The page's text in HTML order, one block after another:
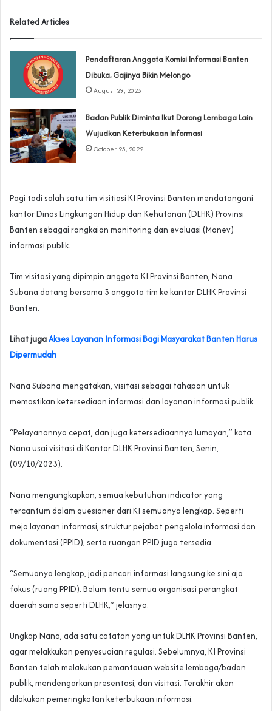
Related Articles
Pendaftaran Anggota Komisi Informasi Banten
Dibuka, Gajinya Bikin Melongo
August 29, 2023
Badan Publik Diminta Ikut Dorong Lembaga Lain
Wujudkan Keterbukaan Informasi
October 25, 2022
Pagi tadi salah satu tim visitiasi KI Provinsi Banten mendatangani
kantor Dinas Lingkungan Hidup dan Kehutanan (DLHK) Provinsi
Banten sebagai rangkaian monitoring dan evaluasi (Monev)
informasi publik.
Tim visitasi yang dipimpin anggota KI Provinsi Banten, Nana
Subana datang bersama 3 anggota tim ke kantor DLHK Provinsi
Banten.
Lihat jugaAkses Layanan Informasi Bagi Masyarakat Banten Harus
Dipermudah
Nana Subana mengatakan, visitasi sebagai tahapan untuk
memastikan ketersediaan informasi dan layanan informasi publik.
“Pelayanannya cepat, dan juga ketersediaannya lumayan,” kata
Nana usai visitasi di Kantor DLHK Provinsi Banten, Senin,
(09/10/2023).
Nana mengungkapkan, semua kebutuhan indicator yang
tercantum dalam quesioner dari KI semuanya lengkap. Seperti
meja layanan informasi, struktur pejabat pengelola informasi dan
dokumentasi (PPID), serta ruangan PPID juga tersedia.
“Semuanya lengkap, jadi pencari informasi langsung ke sini aja
fokus (ruang PPID). Belum tentu semua organisasi perangkat
daerah sama seperti DLHK,” jelasnya.
Ungkap Nana, ada satu catatan yang untuk DLHK Provinsi Banten,
agar melakkukan penyesuaian regulasi. Sebelumnya, KI Provinsi
Banten telah melakukan pemantauan website lembaga/badan
publik, mendengarkan presentasi, dan visitasi. Terakhir akan
dilakukan pemeringkatan keterbukaan informasi.